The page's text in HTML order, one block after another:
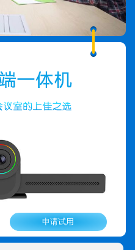
申请试用